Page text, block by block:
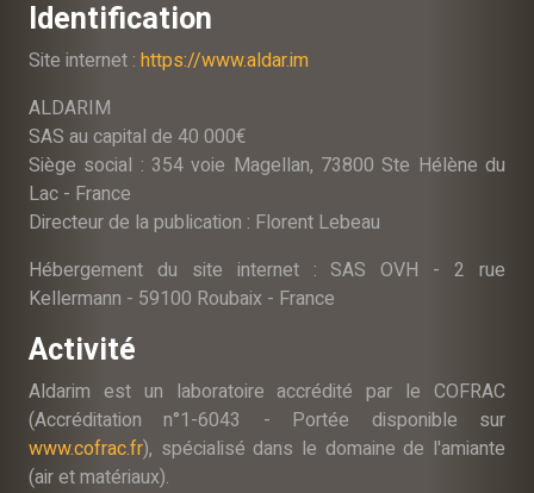
Identification
Site internet : https://www.aldar.im
ALDARIM
SAS au capital de 40 000€
Siège social : 354 voie Magellan, 73800 Ste Hélène du
Lac - France
Directeur de la publication : Florent Lebeau
Hébergement du site internet : SAS OVH - 2 rue
Kellermann - 59100 Roubaix - France
Activité
Aldarim est un laboratoire accrédité par le COFRAC
(Accréditation n°1-6043 - Portée disponible sur
www.cofrac.fr), spécialisé dans le domaine de l'amiante
(air et matériaux).